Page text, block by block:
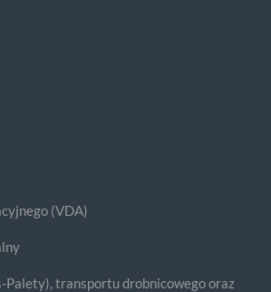
(VDA)
Palety), transportu drobnicowego oraz